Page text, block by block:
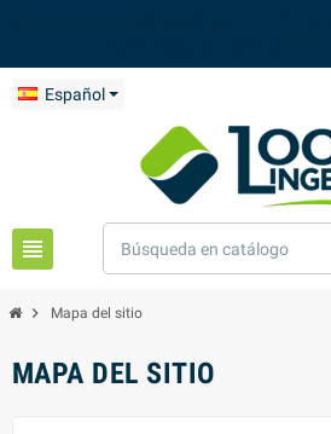
Español
view_headline
chevron_right Mapa del sitio
MAPA DEL SITIO